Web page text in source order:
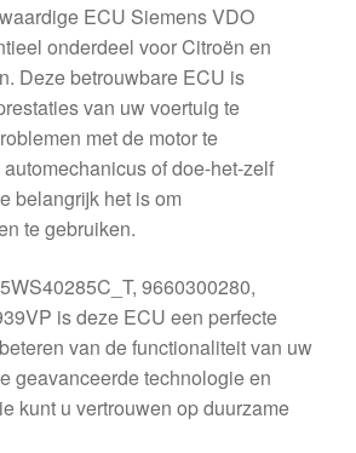
ECU Siemens VDO
onderdeel voor Citroën en
Deze betrouwbare ECU is
van uw voertuig te
met de motor te
of doe-het-zelf
belangrijk het is om
te gebruiken.
9660300280,
is deze ECU een perfecte
van de functionaliteit van uw
geavanceerde technologie en
kunt u vertrouwen op duurzame